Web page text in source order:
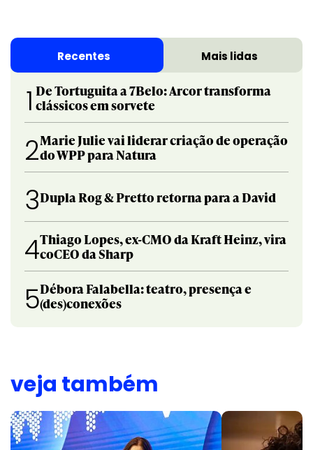
Recentes Mais lidas
1 De Tortuguita a 7Belo: Arcor transforma
clássicos em sorvete
2Marie Julie vai liderar criação de operação
do WPP para Natura
3Dupla Rog & Pretto retorna para a David
4Thiago Lopes, ex-CMO da Kraft Heinz, vira
coCEO da Sharp
5Débora Falabella: teatro, presença e
(des)conexões
veja também